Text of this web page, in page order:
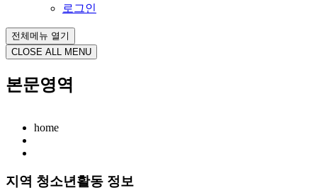
로그인
전체메뉴 열기
CLOSE ALL MENU
본문영역
home
지역 청소년활동 정보